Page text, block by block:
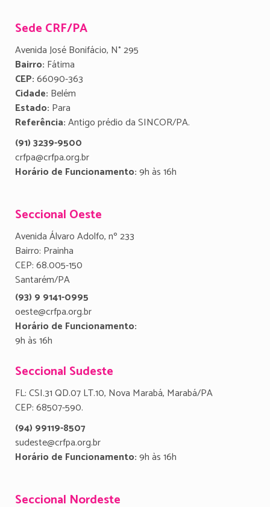
Sede CRF/PA
Avenida José Bonifácio, N° 295
Bairro: Fátima
CEP:66090-363
Cidade: Belém
Estado: Para
Referência:Antigo prédio da SINCOR/PA.
(91) 3239-9500
crfpa@crfpa.org.br
Horário de Funcionamento:9h às 16h
Seccional Oeste
Avenida Álvaro Adolfo, nº 233
Bairro: Prainha
CEP: 68.005-150
Santarém/PA
(93) 9 9141-0995
oeste@crfpa.org.br
Horário de Funcionamento:
9h às 16h
Seccional Sudeste
FL: CSI.31 QD.07 LT.10, Nova Marabá, Marabá/PA
CEP: 68507-590.
(94) 99119-8507
sudeste@crfpa.org.br
Horário de Funcionamento:9h às 16h
Seccional Nordeste